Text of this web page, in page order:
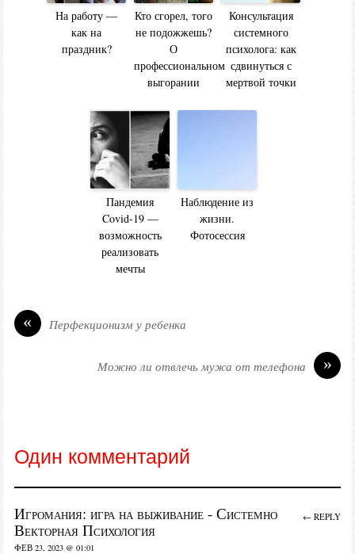
На работу —
как на
праздник?
Кто сгорел, того
не подожжешь?
О
профессиональном
выгорании
Консультация
системного
психолога: как
сдвинуться с
мертвой точки
Пандемия
Covid-19 —
возможность
реализовать
мечты
Наблюдение из
жизни.
Фотосессия
« Перфекционизм у ребенка
»
Можно ли отвлечь мужа от телефона
Один комментарий
Игромания: игра на выживание - Системно
Векторная Психология
ФЕВ 23, 2023 @ 01:01
← REPLY